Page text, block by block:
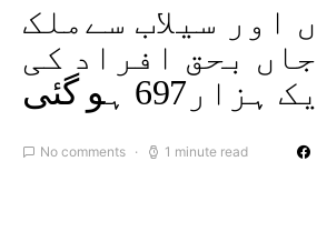
اور سیلاب سےملک
بحق افراد کی
ہو گئی
No comments 1 minute read